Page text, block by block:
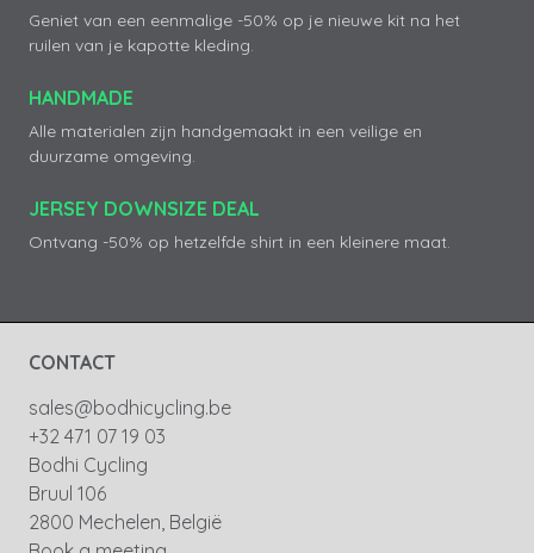
Geniet van een eenmalige -50% op je nieuwe kit na het
ruilen van je kapotte kleding.
HANDMADE
Alle materialen zijn handgemaakt in een veilige en
duurzame omgeving.
JERSEY DOWNSIZE DEAL
Ontvang -50% op hetzelfde shirt in een kleinere maat.
CONTACT
sales@bodhicycling.be
+32 471 07 19 03
Bodhi Cycling
Bruul 106
2800 Mechelen, België